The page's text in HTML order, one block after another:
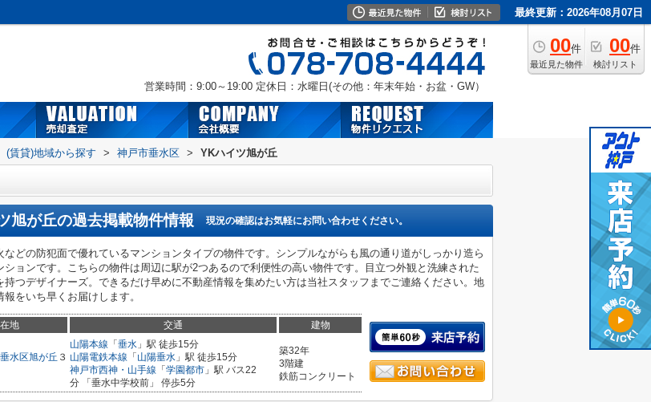
最終更新：2026年08月07日
00件
最近見た物件
00件
検討リスト
営業時間：9:00～19:00 定休日：水曜日(その他：年末年始・お盆・GW）
(賃貸)地域から探す > 神戸市垂水区 > YKハイツ旭が丘
旭が丘の過去掲載物件情報 現況の確認はお気軽にお問い合わせください。
などの防犯面で優れているマンションタイプの物件です。シンプルながらも風の通り道がしっかり造ら
ションです。こちらの物件は周辺に駅が2つあるので利便性の高い物件です。目立つ外観と洗練された
持つデザイナーズ。できるだけ早めに不動産情報を集めたい方は当社スタッフまでご連絡ください。地
をいち早くお届けします。
地 交通 建物
水区旭が丘 ３
山陽本線 「 垂水 」駅 徒歩15分
山陽電鉄本線 「 山陽垂水 」駅 徒歩15分
神戸市西神・山手線 「 学園都市 」駅 バス22
分 「垂水中学校前」 停歩5分
築32年
3階建
鉄筋コンクリート